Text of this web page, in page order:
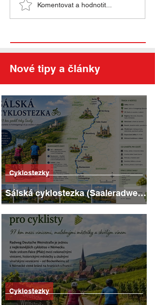
Katedrála Kolín nad
Rýnem UNESCO
Komentovat a hodnotit...
Nové tipy a články
Sálská cyklostezka (Saaleradweg):
403 kilometrů hradů, vinic a
říčních scenérií
Cyklostezky
Cyklostezky